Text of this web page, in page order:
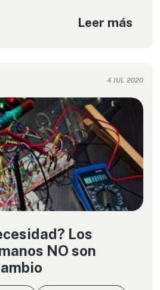
Leer más
4 JUL 2020
Los
NO son